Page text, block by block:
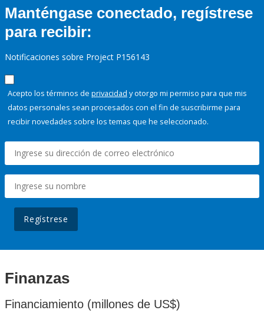
Manténgase conectado, regístrese
para recibir:
Notificaciones sobre Project P156143
Acepto los términos de privacidad y otorgo mi permiso para que mis
datos personales sean procesados con el fin de suscribirme para
recibir novedades sobre los temas que he seleccionado.
Regístrese
Finanzas
Financiamiento (millones de US$)